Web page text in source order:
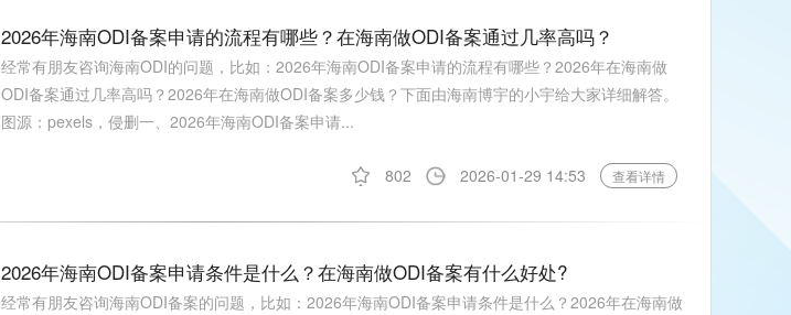
2026年海南ODI备案申请的流程有哪些？在海南做ODI备案通过几率高吗？
经常有朋友咨询海南ODI的问题，比如：2026年海南ODI备案申请的流程有哪些？2026年在海南做
ODI备案通过几率高吗？2026年在海南做ODI备案多少钱？下面由海南博宇的小宇给大家详细解答。
图源：pexels，侵删一、2026年海南ODI备案申请...
802 2026-01-29 14:53 查看详情
2026年海南ODI备案申请条件是什么？在海南做ODI备案有什么好处?
经常有朋友咨询海南ODI备案的问题，比如：2026年海南ODI备案申请条件是什么？2026年在海南做